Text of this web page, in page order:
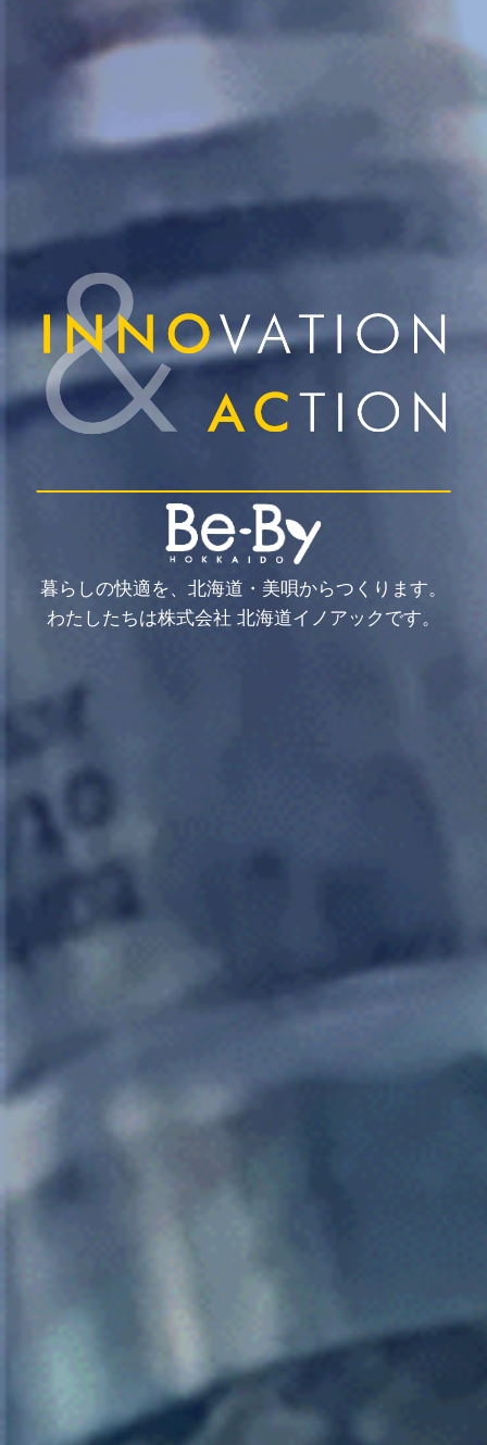
暮らしの快適を、北海道・美唄からつくります。
わたしたちは株式会社 北海道イノアックです。